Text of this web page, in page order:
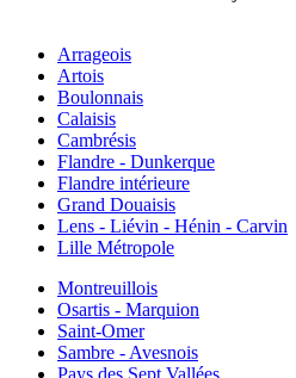
Arrageois
Artois
Boulonnais
Calaisis
Cambrésis
Flandre - Dunkerque
Flandre intérieure
Grand Douaisis
Lens - Liévin - Hénin - Carvin
Lille Métropole
Montreuillois
Osartis - Marquion
Saint-Omer
Sambre - Avesnois
Pays des Sept Vallées